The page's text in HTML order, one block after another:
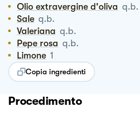
Olio extravergine d'oliva q.b.
Sale q.b.
Valeriana q.b.
Pepe rosa q.b.
Limone 1
Copia ingredienti
Procedimento